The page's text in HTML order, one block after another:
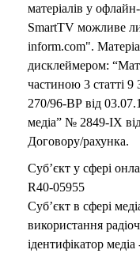
матеріалів у
SmartTV можливе
inform.com".
дисклеймером:
частиною 3 статті
270/96-ВР від
медіа” № 2849-IX
Договору/рахунка.
Суб’єкт у сфері
R40-05955
Суб’єкт в сфері
використання
ідентифікатор